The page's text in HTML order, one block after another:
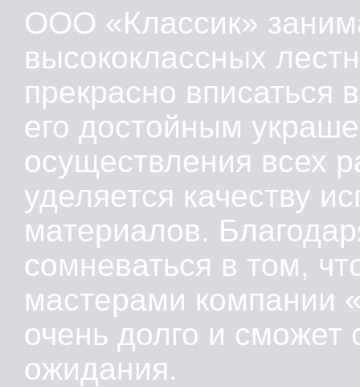
ООО «Классик»
высококлассных
прекрасно вписаться
его достойным
осуществления всех
уделяется качеству
материалов.
сомневаться в том,
мастерами компании
очень долго и
ожидания.